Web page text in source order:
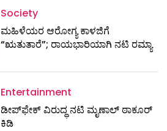
Society
ಮಹಿಳೆಯರ ಆರೋಗ್ಯ ಕಾಳಜಿಗೆ
“ಋತುತಾರೆ”; ರಾಯಭಾರಿಯಾಗಿ ನಟಿ ರಮ್ಯಾ
Entertainment
ಡೀಪ್‌ಫೇಕ್ ವಿರುದ್ಧ ನಟಿ ಮೃಣಾಲ್ ಠಾಕೂರ್
ಕಿಡಿ